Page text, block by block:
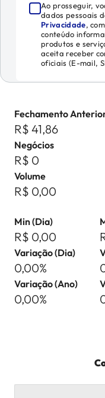
Ao prosseguir,
dados pessoais
Privacidade,
conteúdo
produtos e
aceita receber
oficiais (E-mail,
Fechamento
R$ 41,86
Negócios
R$ 0
Volume
R$ 0,00
Min (Dia)
R$ 0,00
Variação (Dia)
0,00%
Variação (Ano)
0,00%